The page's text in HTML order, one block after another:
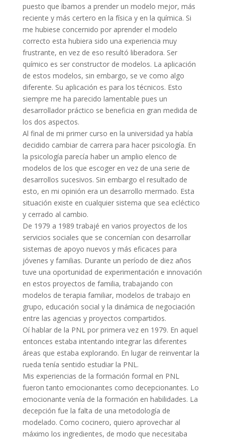
puesto que íbamos a prender un modelo mejor, más
reciente y más certero en la física y en la química. Si
me hubiese concernido por aprender el modelo
correcto esta hubiera sido una experiencia muy
frustrante, en vez de eso resultó liberadora. Ser
químico es ser constructor de modelos. La aplicación
de estos modelos, sin embargo, se ve como algo
diferente. Su aplicación es para los técnicos. Esto
siempre me ha parecido lamentable pues un
desarrollador práctico se beneficia en gran medida de
los dos aspectos.
Al final de mi primer curso en la universidad ya había
decidido cambiar de carrera para hacer psicología. En
la psicología parecía haber un amplio elenco de
modelos de los que escoger en vez de una serie de
desarrollos sucesivos. Sin embargo el resultado de
esto, en mi opinión era un desarrollo mermado. Esta
situación existe en cualquier sistema que sea ecléctico
y cerrado al cambio.
De 1979 a 1989 trabajé en varios proyectos de los
servicios sociales que se concernían con desarrollar
sistemas de apoyo nuevos y más eficaces para
jóvenes y familias. Durante un período de diez años
tuve una oportunidad de experimentación e innovación
en estos proyectos de familia, trabajando con
modelos de terapia familiar, modelos de trabajo en
grupo, educación social y la dinámica de negociación
entre las agencias y proyectos compartidos.
Oí hablar de la PNL por primera vez en 1979. En aquel
entonces estaba intentando integrar las diferentes
áreas que estaba explorando. En lugar de reinventar la
rueda tenía sentido estudiar la PNL.
Mis experiencias de la formación formal en PNL
fueron tanto emocionantes como decepcionantes. Lo
emocionante venía de la formación en habilidades. La
decepción fue la falta de una metodología de
modelado. Como cocinero, quiero aprovechar al
máximo los ingredientes, de modo que necesitaba